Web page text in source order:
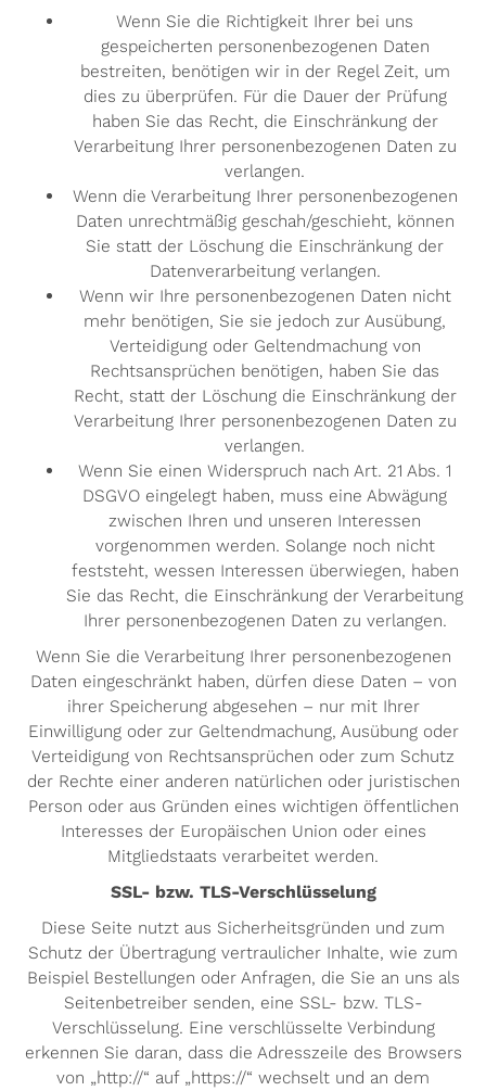
Wenn Sie die Richtigkeit Ihrer bei uns
gespeicherten personenbezogenen Daten
bestreiten, benötigen wir in der Regel Zeit, um
dies zu überprüfen. Für die Dauer der Prüfung
haben Sie das Recht, die Einschränkung der
Verarbeitung Ihrer personenbezogenen Daten zu
verlangen.
Wenn die Verarbeitung Ihrer personenbezogenen
Daten unrechtmäßig geschah/geschieht, können
Sie statt der Löschung die Einschränkung der
Datenverarbeitung verlangen.
Wenn wir Ihre personenbezogenen Daten nicht
mehr benötigen, Sie sie jedoch zur Ausübung,
Verteidigung oder Geltendmachung von
Rechtsansprüchen benötigen, haben Sie das
Recht, statt der Löschung die Einschränkung der
Verarbeitung Ihrer personenbezogenen Daten zu
verlangen.
Wenn Sie einen Widerspruch nach Art. 21 Abs. 1
DSGVO eingelegt haben, muss eine Abwägung
zwischen Ihren und unseren Interessen
vorgenommen werden. Solange noch nicht
feststeht, wessen Interessen überwiegen, haben
Sie das Recht, die Einschränkung der Verarbeitung
Ihrer personenbezogenen Daten zu verlangen.
Wenn Sie die Verarbeitung Ihrer personenbezogenen
Daten eingeschränkt haben, dürfen diese Daten – von
ihrer Speicherung abgesehen – nur mit Ihrer
Einwilligung oder zur Geltendmachung, Ausübung oder
Verteidigung von Rechtsansprüchen oder zum Schutz
der Rechte einer anderen natürlichen oder juristischen
Person oder aus Gründen eines wichtigen öffentlichen
Interesses der Europäischen Union oder eines
Mitgliedstaats verarbeitet werden.
SSL- bzw. TLS-Verschlüsselung
Diese Seite nutzt aus Sicherheitsgründen und zum
Schutz der Übertragung vertraulicher Inhalte, wie zum
Beispiel Bestellungen oder Anfragen, die Sie an uns als
Seitenbetreiber senden, eine SSL- bzw. TLS-
Verschlüsselung. Eine verschlüsselte Verbindung
erkennen Sie daran, dass die Adresszeile des Browsers
von „http://“ auf „https://“ wechselt und an dem